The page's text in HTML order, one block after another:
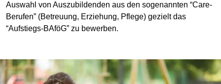
Auswahl von Auszubildenden aus den sogenannten “Care-
Berufen” (Betreuung, Erziehung, Pflege) gezielt das
“Aufstiegs-BAföG” zu bewerben.